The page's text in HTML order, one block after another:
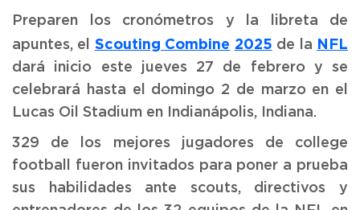
Preparen los cronómetros y la libreta de
apuntes, el Scouting Combine 2025 de la NFL
dará inicio este jueves 27 de febrero y se
celebrará hasta el domingo 2 de marzo en el
Lucas Oil Stadium en Indianápolis, Indiana.
329 de los mejores jugadores de college
football fueron invitados para poner a prueba
sus habilidades ante scouts, directivos y